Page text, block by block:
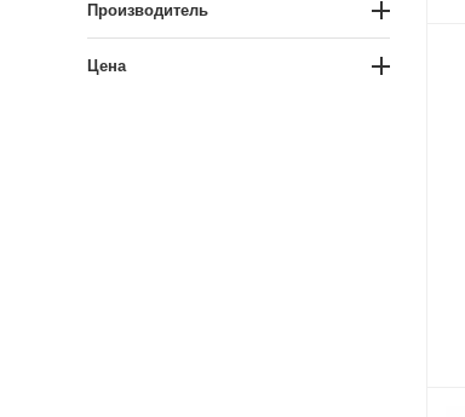
Производитель
Цена